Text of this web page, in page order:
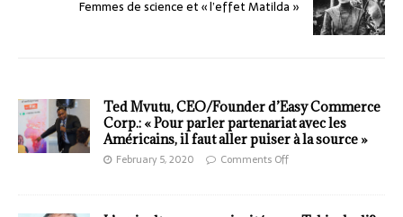
Femmes de science et « l’effet Matilda »
Ted Mvutu, CEO/Founder d’Easy Commerce
Corp.: « Pour parler partenariat avec les
Américains, il faut aller puiser à la source »
February 5, 2020 Comments Off